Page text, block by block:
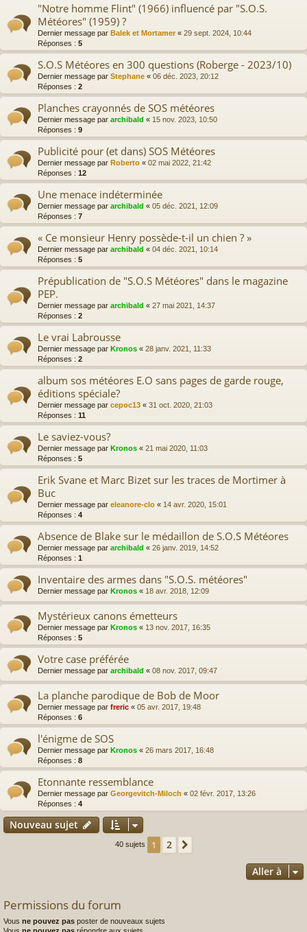
"Notre homme Flint" (1966) influencé par "S.O.S.
Météores" (1959) ?
Dernier message par Balek et Mortamer« 29 sept. 2024, 10:44
Réponses : 5
S.O.S Météores en 300 questions (Roberge - 2023/10)
Dernier message par Stephane « 06 déc. 2023, 20:12
Réponses : 2
Planches crayonnés de SOS météores
Dernier message par archibald « 15 nov. 2023, 10:50
Réponses : 9
Publicité pour (et dans) SOS Météores
Dernier message par Roberto « 02 mai 2022, 21:42
Réponses : 12
Une menace indéterminée
Dernier message par archibald « 05 déc. 2021, 12:09
Réponses : 7
« Ce monsieur Henry possède-t-il un chien ? »
Dernier message par archibald « 04 déc. 2021, 10:14
Réponses : 5
Prépublication de "S.O.S Météores" dans le magazine
PEP.
Dernier message par archibald « 27 mai 2021, 14:37
Réponses : 2
Le vrai Labrousse
Dernier message par Kronos « 28 janv. 2021, 11:33
Réponses : 2
album sos météores E.O sans pages de garde rouge,
éditions spéciale?
Dernier message par cepoc13 « 31 oct. 2020, 21:03
Réponses : 11
Le saviez-vous?
Dernier message par Kronos « 21 mai 2020, 11:03
Réponses : 5
Erik Svane et Marc Bizet sur les traces de Mortimer à
Buc
Dernier message par eleanore-clo « 14 avr. 2020, 15:01
Réponses : 4
Absence de Blake sur le médaillon de S.O.S Météores
Dernier message par archibald « 26 janv. 2019, 14:52
Réponses : 1
Inventaire des armes dans "S.O.S. météores"
Dernier message par Kronos « 18 avr. 2018, 12:09
Mystérieux canons émetteurs
Dernier message par Kronos « 13 nov. 2017, 16:35
Réponses : 5
Votre case préférée
Dernier message par archibald « 08 nov. 2017, 09:47
La planche parodique de Bob de Moor
Dernier message par freric « 05 avr. 2017, 19:48
Réponses : 6
l'énigme de SOS
Dernier message par Kronos « 26 mars 2017, 16:48
Réponses : 8
Etonnante ressemblance
Dernier message par Georgevitch-Miloch « 02 févr. 2017, 13:26
Réponses : 4
Nouveau sujet
40 sujets 1 2
Aller à
Permissions du forum
Vous ne pouvez pas poster de nouveaux sujets
Vous ne pouvez pas répondre aux sujets